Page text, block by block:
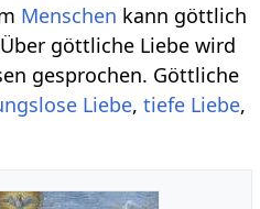
Menschen kann göttlich
göttliche Liebe wird
gesprochen. Göttliche
Liebe,tiefe Liebe,